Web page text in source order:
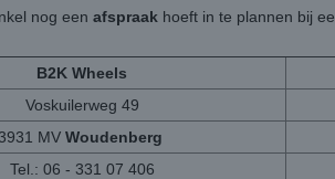
nog een afspraak hoeft in te plannen bij
B2K Wheels
Voskuilerweg 49
MV Woudenberg
Tel.: 06 - 331 07 406